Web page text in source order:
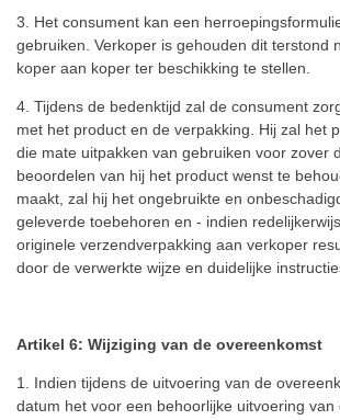
3. Het consument kan een
gebruiken. Verkoper is gehouden dit terstond
koper aan koper ter beschikking te stellen.
4. Tijdens de bedenktijd zal de consument
met het product en de verpakking. Hij zal het
die mate uitpakken van gebruiken voor zover
beoordelen van hij het product wenst te
maakt, zal hij het ongebruikte en
geleverde toebehoren en - indien
originele verzendverpakking aan verkoper
door de verwerkte wijze en duidelijke
Artikel 6: Wijziging van de overeenkomst
1. Indien tijdens de uitvoering van de
datum het voor een behoorlijke uitvoering van